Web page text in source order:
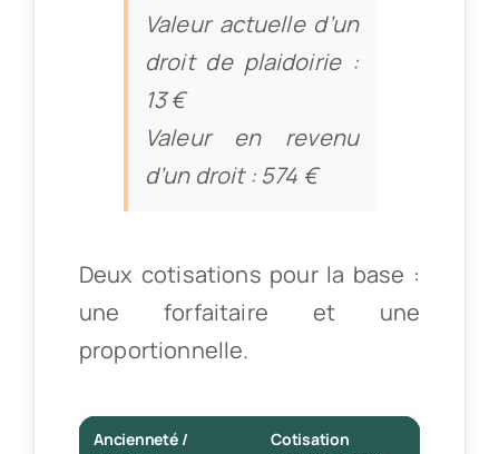
Valeur actuelle d’un
droit de plaidoirie :
13 €
Valeur en revenu
d’un droit : 574 €
Deux cotisations pour la base :
une forfaitaire et une
proportionnelle.
Ancienneté /
Cotisation